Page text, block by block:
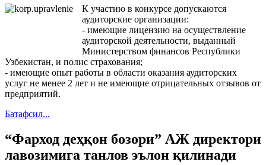
К участию в конкурсе допускаются
аудиторские организации:
- имеющие лицензию на осуществление
аудиторской деятельности, выданный
Министерством финансов Республики
Узбекистан, и полис страхования;
- имеющие опыт работы в области оказания аудиторских
услуг не менее 2 лет и не имеющие отрицательных отзывов от
предприятий.
Батафсил...
“Фарход деҳқон бозори” АЖ директори
лавозимига танлов эълон қилинади